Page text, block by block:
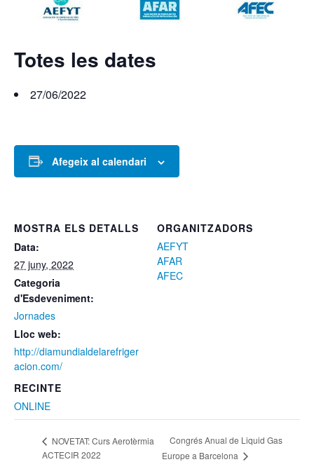
Totes les dates
27/06/2022
Afegeix al calendari
MOSTRA ELS DETALLS
Data:
27 juny, 2022
Categoria
d'Esdeveniment:
Jornades
Lloc web:
http://diamundialdelarefriger
acion.com/
RECINTE
ONLINE
ORGANITZADORS
AEFYT
AFAR
AFEC
NOVETAT: Curs Aerotèrmia
ACTECIR 2022
Congrés Anual de Liquid Gas
Europe a Barcelona